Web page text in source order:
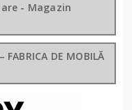
- Magazin
FABRICA DE MOBILĂ